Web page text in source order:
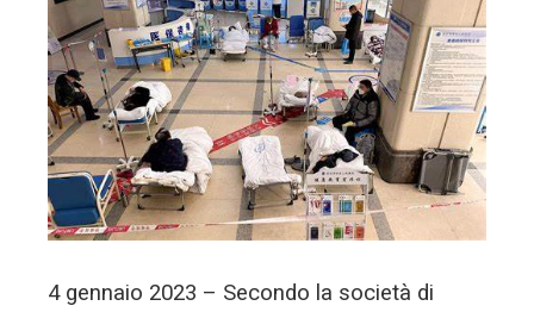
4 gennaio 2023 – Secondo la società di